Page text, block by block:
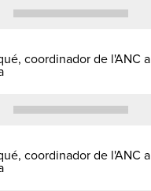
coordinador de l'ANC a
coordinador de l'ANC a